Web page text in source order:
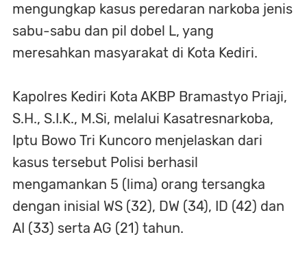
mengungkap kasus peredaran narkoba jenis
sabu-sabu dan pil dobel L, yang
meresahkan masyarakat di Kota Kediri.
Kapolres Kediri Kota AKBP Bramastyo Priaji,
S.H., S.I.K., M.Si, melalui Kasatresnarkoba,
Iptu Bowo Tri Kuncoro menjelaskan dari
kasus tersebut Polisi berhasil
mengamankan 5 (lima) orang tersangka
dengan inisial WS (32), DW (34), ID (42) dan
AI (33) serta AG (21) tahun.